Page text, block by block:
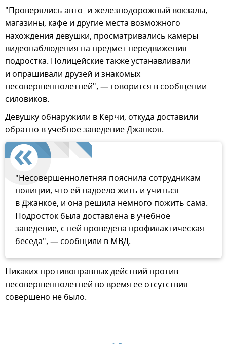
"Проверялись авто- и железнодорожный вокзалы,
магазины, кафе и другие места возможного
нахождения девушки, просматривались камеры
видеонаблюдения на предмет передвижения
подростка. Полицейские также устанавливали
и опрашивали друзей и знакомых
несовершеннолетней", — говорится в сообщении
силовиков.
Девушку обнаружили в Керчи, откуда доставили
обратно в учебное заведение Джанкоя.
"Несовершеннолетняя пояснила сотрудникам
полиции, что ей надоело жить и учиться
в Джанкое, и она решила немного пожить сама.
Подросток была доставлена в учебное
заведение, с ней проведена профилактическая
беседа", — сообщили в МВД.
Никаких противоправных действий против
несовершеннолетней во время ее отсутствия
совершено не было.